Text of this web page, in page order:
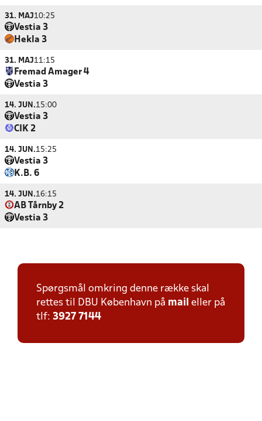
31. MAJ10:25
Vestia 3
Hekla 3
31. MAJ11:15
Fremad Amager 4
Vestia 3
14. JUN.15:00
Vestia 3
CIK 2
14. JUN.15:25
Vestia 3
K.B. 6
14. JUN.16:15
AB Tårnby 2
Vestia 3
Spørgsmål omkring denne række skal
rettes til DBU København på mail eller på
tlf: 3927 7144